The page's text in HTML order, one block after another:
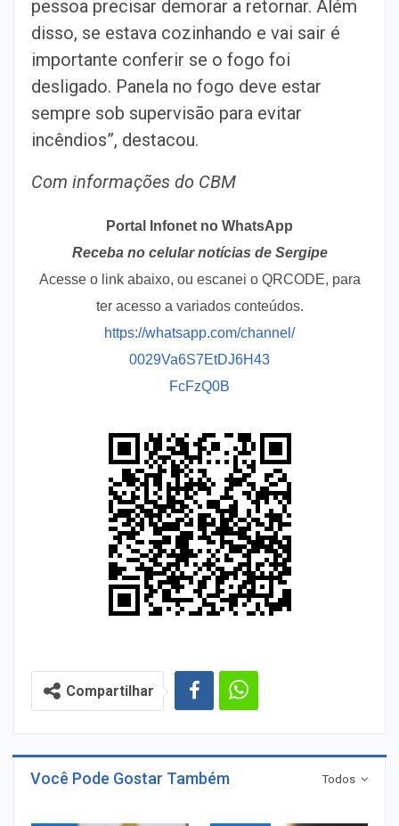
pessoa precisar demorar a retornar. Além
disso, se estava cozinhando e vai sair é
importante conferir se o fogo foi
desligado. Panela no fogo deve estar
sempre sob supervisão para evitar
incêndios”, destacou.
Com informações do CBM
Portal Infonet no WhatsApp
Receba no celular notícias de Sergipe
Acesse o link abaixo, ou escanei o QRCODE, para
ter acesso a variados conteúdos.
https://whatsapp.com/channel/
0029Va6S7EtDJ6H43
FcFzQ0B
Compartilhar
Todos
Você Pode Gostar Também